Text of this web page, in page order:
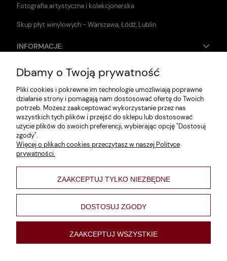
Fotografia artystyczna i kolekcjonerska
Skup płyt winylowych - Warszawa, Łódź, Lublin
INFORMACJE:
Zwroty i reklamacje
Dane firmy
Jak szukać?
Polityka prywatności
Regulamin
Poltyka cookies
varsaviana
Nowości
Dbamy o Twoją prywatność
Pliki cookies i pokrewne im technologie umożliwiają poprawne
działanie strony i pomagają nam dostosować ofertę do Twoich
potrzeb. Możesz zaakceptować wykorzystanie przez nas
wszystkich tych plików i przejść do sklepu lub dostosować
użycie plików do swoich preferencji, wybierając opcję "Dostosuj
zgody".
Więcej o plikach cookies przeczytasz w naszej Polityce
prywatności.
ZAAKCEPTUJ TYLKO NIEZBĘDNE
DOSTOSUJ ZGODY
ZAAKCEPTUJ WSZYSTKIE